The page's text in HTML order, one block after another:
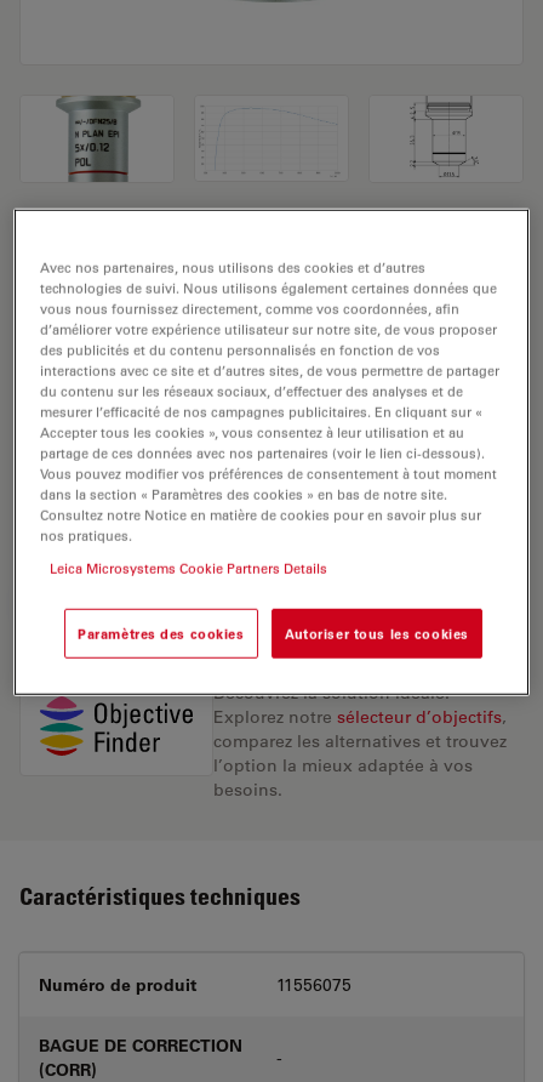
5x/0,12 POL
Numéro de produit: 11556075
L'objectif N PLAN EPI 5x/0,12 POL a un grossissement
de 5x et une ouverture numérique de 0,12 mm. Pour
une utilisation dans un environnement de matériau en
immersion sèche, avec un objectif fileté M25 ayant une
distance de travail libre de 14,0 mm et un NC (numéro
de champ) de 22.
DEMANDE DE DEVIS
Découvrez la solution idéale.
Explorez notre sélecteur d’objectifs,
comparez les alternatives et trouvez
l’option la mieux adaptée à vos
besoins.
Caractéristiques techniques
Numéro de produit 11556075
BAGUE DE CORRECTION
(CORR)
-
Avec nos partenaires, nous utilisons des cookies et d’autres
technologies de suivi. Nous utilisons également certaines données que
vous nous fournissez directement, comme vos coordonnées, afin
d’améliorer votre expérience utilisateur sur notre site, de vous proposer
des publicités et du contenu personnalisés en fonction de vos
interactions avec ce site et d’autres sites, de vous permettre de partager
du contenu sur les réseaux sociaux, d’effectuer des analyses et de
mesurer l’efficacité de nos campagnes publicitaires. En cliquant sur «
Accepter tous les cookies », vous consentez à leur utilisation et au
partage de ces données avec nos partenaires (voir le lien ci-dessous).
Vous pouvez modifier vos préférences de consentement à tout moment
dans la section « Paramètres des cookies » en bas de notre site.
Consultez notre Notice en matière de cookies pour en savoir plus sur
nos pratiques.
Leica Microsystems Cookie Partners Details
Paramètres des cookies Autoriser tous les cookies